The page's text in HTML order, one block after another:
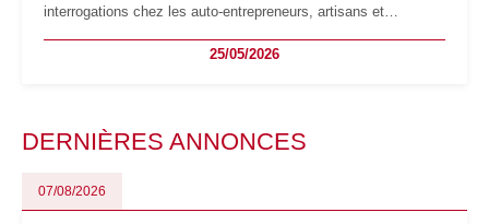
interrogations chez les auto-entrepreneurs, artisans et
facturation ou risque de bascule vers la TVA : les règles
25/05/2026
DERNIÈRES ANNONCES
07/08/2026